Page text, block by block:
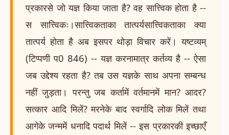
प्रकारसे जो यज्ञ किया जाता है? वह सात्त्विक होता है --
स सात्त्विकः।सात्त्विकताका तात्पर्यसात्त्विकताका क्या
तात्पर्य होता है अब इसपर थोड़ा विचार करें। यष्टव्यम्
(टिप्पणी प0 846) -- यज्ञ करनामात्र कर्तव्य है -- ऐसा
जब उद्देश्य रहता है? तब उस यज्ञके साथ अपना सम्बन्ध
नहीं जुड़ता। परन्तु जब कर्तामें वर्तमानमें मान? आदर?
सत्कार आदि मिलें? मरनेके बाद स्वर्गादि लोक मिलें तथा
आगेके जन्ममें धनादि पदार्थ मिलें -- इस प्रकारकी इच्छाएँ